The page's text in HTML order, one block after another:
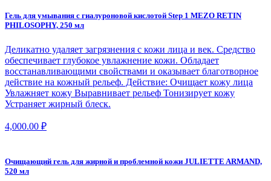
Гель для умывания с гиалуроновой кислотой Step 1 MEZO RETIN
PHILOSOPHY, 250 мл
Деликатно удаляет загрязнения с кожи лица и век. Средство
обеспечивает глубокое увлажнение кожи. Обладает
восстанавливающими свойствами и оказывает благотворное
действие на кожный рельеф. Действие: Очищает кожу лица
Увлажняет кожу Выравнивает рельеф Тонизирует кожу
Устраняет жирный блеск.
4,000.00 ₽
Очищающий гель для жирной и проблемной кожи JULIETTE ARMAND,
520 мл